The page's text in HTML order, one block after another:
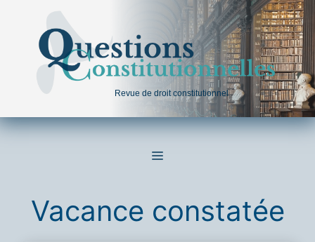
contenu
Revue de droit constitutionnel
MENU
Vacance constatée